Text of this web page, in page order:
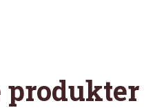
produkter